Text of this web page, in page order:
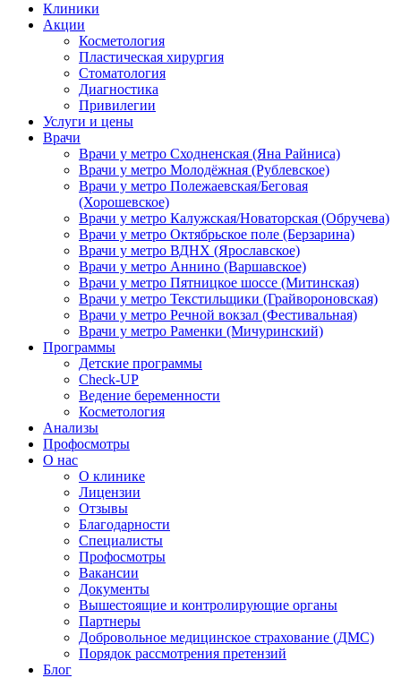
Клиники
Акции
Косметология
Пластическая хирургия
Стоматология
Диагностика
Привилегии
Услуги и цены
Врачи
Врачи у метро Сходненская (Яна Райниса)
Врачи у метро Молодёжная (Рублевское)
Врачи у метро Полежаевская/Беговая
(Хорошевское)
Врачи у метро Калужская/Новаторская (Обручева)
Врачи у метро Октябрьское поле (Берзарина)
Врачи у метро ВДНХ (Ярославское)
Врачи у метро Аннино (Варшавское)
Врачи у метро Пятницкое шоссе (Митинская)
Врачи у метро Текстильщики (Грайвороновская)
Врачи у метро Речной вокзал (Фестивальная)
Врачи у метро Раменки (Мичуринский)
Программы
Детские программы
Check-UP
Ведение беременности
Косметология
Анализы
Профосмотры
О нас
О клинике
Лицензии
Отзывы
Благодарности
Специалисты
Профосмотры
Вакансии
Документы
Вышестоящие и контролирующие органы
Партнеры
Добровольное медицинское страхование (ДМС)
Порядок рассмотрения претензий
Блог